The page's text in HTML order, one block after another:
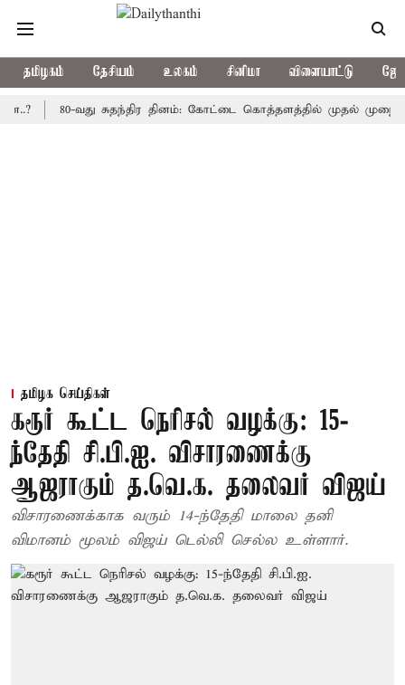
தமிழகம் தேசியம் உலகம் சினிமா விளையாட்டு
80-வது சுதந்திர தினம்: கோட்டை கொத்தளத்தில் முதல் முறையாக
தமிழக செய்திகள்
கரூர் கூட்ட நெரிசல் வழக்கு: 15-
ந்தேதி சி.பி.ஐ. விசாரணைக்கு
ஆஜராகும் த.வெ.க. தலைவர் விஜய்
விசாரணைக்காக வரும் 14-ந்தேதி மாலை தனி
விமானம் மூலம் விஜய் டெல்லி செல்ல உள்ளார்.